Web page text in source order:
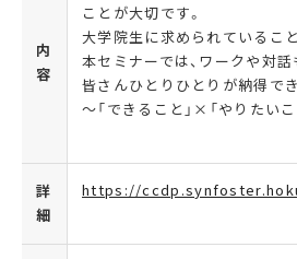
内
容
ことが大切です。
大学院生に求められているこ
本セミナーでは、ワークや対
皆さんひとりひとりが納得で
～「できること」×「やりたいこ
詳
細
https://